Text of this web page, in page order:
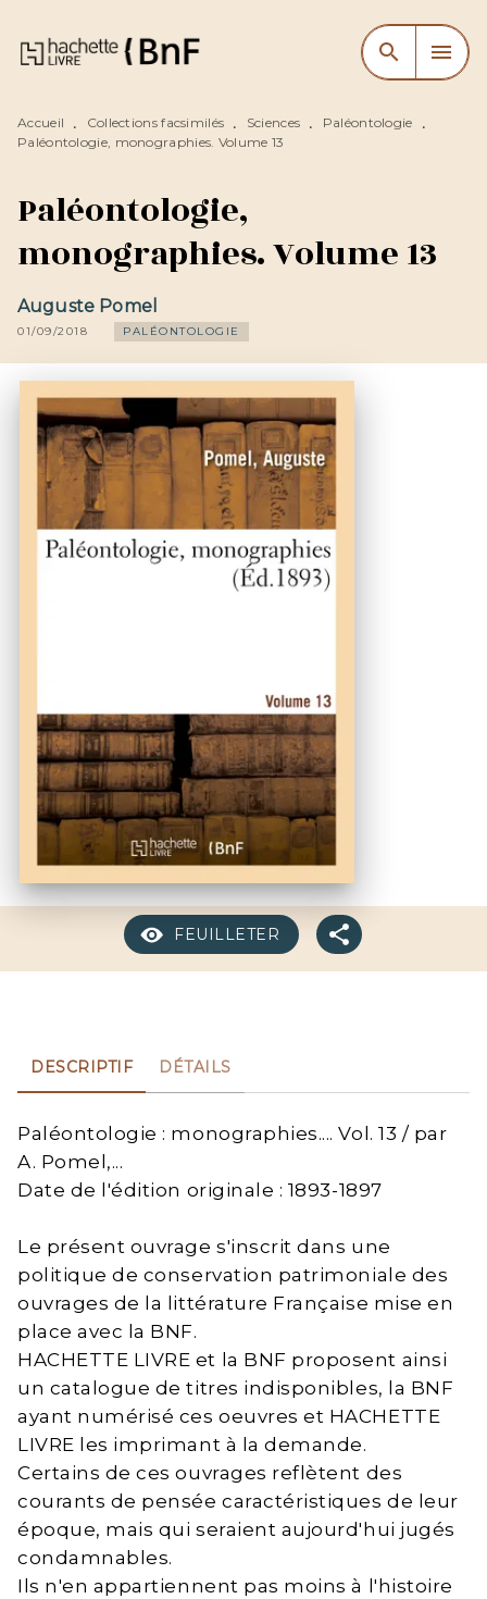
MENU RECHERCHE
CONTENU
search menu
Accueil • Collections facsimilés • Sciences • Paléontologie
•
Paléontologie, monographies. Volume 13
Paléontologie,
monographies. Volume 13
Auguste Pomel
01/09/2018 PALÉONTOLOGIE
FEUILLETER
DESCRIPTIF DÉTAILS
Paléontologie : monographies.... Vol. 13 / par
A. Pomel,...
Date de l'édition originale : 1893-1897
Le présent ouvrage s'inscrit dans une
politique de conservation patrimoniale des
ouvrages de la littérature Française mise en
place avec la BNF.
HACHETTE LIVRE et la BNF proposent ainsi
un catalogue de titres indisponibles, la BNF
ayant numérisé ces oeuvres et HACHETTE
LIVRE les imprimant à la demande.
Certains de ces ouvrages reflètent des
courants de pensée caractéristiques de leur
époque, mais qui seraient aujourd'hui jugés
condamnables.
Ils n'en appartiennent pas moins à l'histoire